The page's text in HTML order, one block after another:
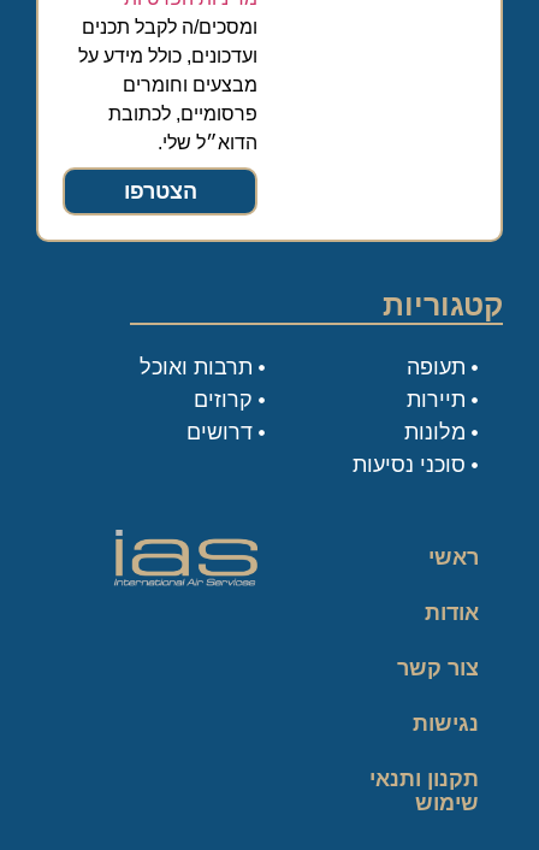
ומסכים/ה לקבל תכנים
ועדכונים, כולל מידע על
מבצעים וחומרים
פרסומיים, לכתובת
הדוא״ל שלי.
הצטרפו
קטגוריות
תעופה
תיירות
מלונות
סוכני נסיעות
תרבות ואוכל
קרוזים
דרושים
ראשי
אודות
צור קשר
נגישות
תקנון ותנאי
שימוש